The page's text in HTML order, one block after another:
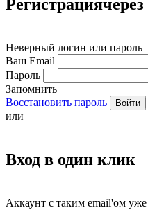
Регистрациячерез
Неверный логин или пароль
Ваш Email
Пароль
Запомнить
Восстановить пароль
Войти
или
Вход в один клик
Аккаунт с таким email'ом